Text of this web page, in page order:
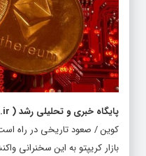
پایگاه خبری و تحلیلی رشد(
کوین / صعود تاریخی در راه
بازار کریپتو به این سخنرانی